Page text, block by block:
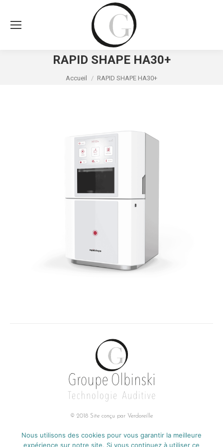
RAPID SHAPE HA30+
Vous êtes ici :
Accueil RAPID SHAPE HA30+
© 2018 Site conçu par Verdoreille
Adresse :
Nous utilisons des cookies pour vous garantir la meilleure
expérience sur notre site. Si vous continuez à utiliser ce